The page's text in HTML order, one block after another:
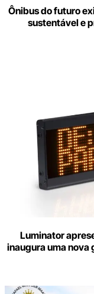
Ônibus do futuro
sustentável e
Luminator
inaugura uma nova